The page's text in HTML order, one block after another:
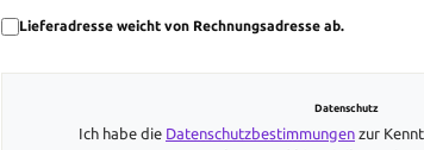
Lieferadresse weicht von Rechnungsadresse ab.
Datenschutz
Ich habe die Datenschutzbestimmungen zur